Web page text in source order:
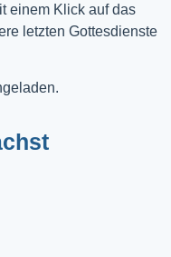
einem Klick auf das
letzten Gottesdienste